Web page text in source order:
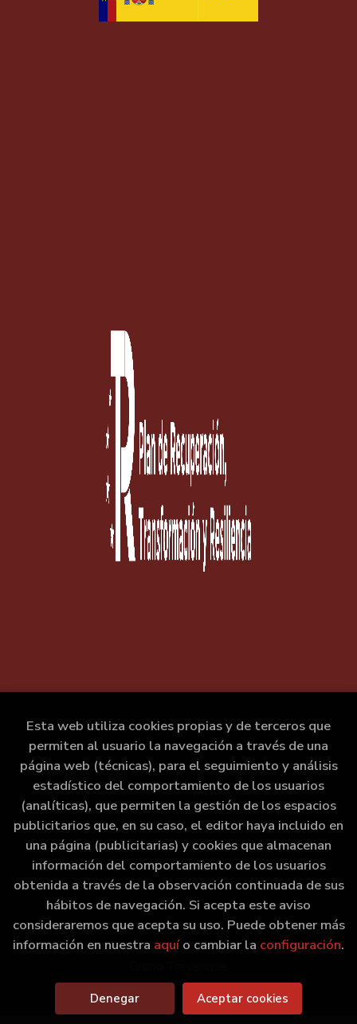
2026 ©Marxe Libraría. Todos los Derechos Reservados |
Esta web utiliza cookies propias y de terceros que
permiten al usuario la navegación a través de una
página web (técnicas), para el seguimiento y análisis
estadístico del comportamiento de los usuarios
(analíticas), que permiten la gestión de los espacios
publicitarios que, en su caso, el editor haya incluido en
una página (publicitarias) y cookies que almacenan
información del comportamiento de los usuarios
obtenida a través de la observación continuada de sus
hábitos de navegación. Si acepta este aviso
consideraremos que acepta su uso. Puede obtener más
información en nuestra aquío cambiar la configuración.
Denegar Aceptar cookies